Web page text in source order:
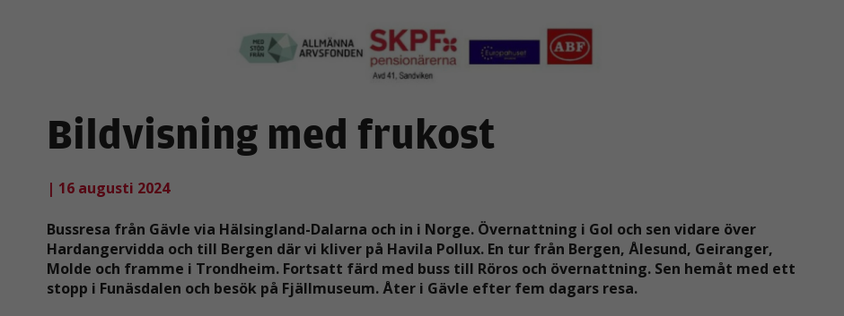
Bildvisning med frukost
| 16 augusti 2024
Bussresa från Gävle via Hälsingland-Dalarna och in i Norge. Övernattning i Gol och sen vidare över
Hardangervidda och till Bergen där vi kliver på Havila Pollux. En tur från Bergen, Ålesund, Geiranger,
Molde och framme i Trondheim. Fortsatt färd med buss till Röros och övernattning. Sen hemåt med ett
stopp i Funäsdalen och besök på Fjällmuseum. Åter i Gävle efter fem dagars resa.